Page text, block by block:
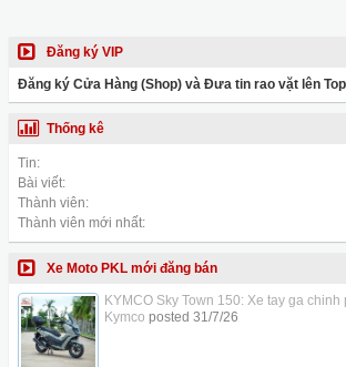
Đăng ký VIP
Đăng ký Cửa Hàng (Shop) và Đưa tin rao vặt lên
Thống kê
Tin:
Bài viết:
Thành viên:
Thành viên mới nhất:
Xe Moto PKL mới đăng bán
KYMCO Sky Town 150: Xe tay ga
Kymco posted 31/7/26